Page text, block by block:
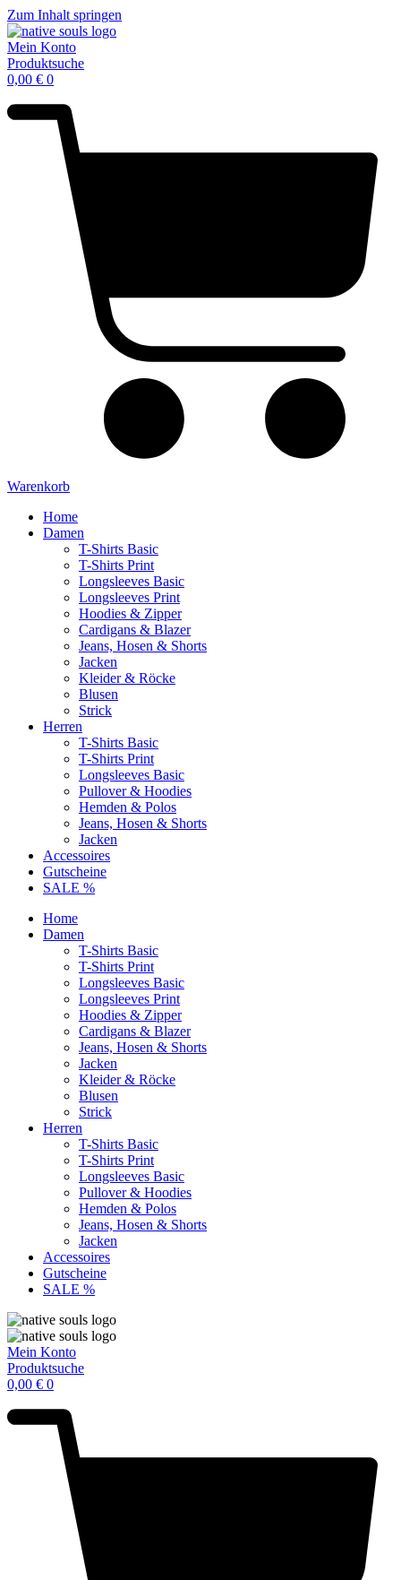
Zum Inhalt springen
Mein Konto
Produktsuche
0,00 € 0
Warenkorb
Home
Damen
T-Shirts Basic
T-Shirts Print
Longsleeves Basic
Longsleeves Print
Hoodies & Zipper
Cardigans & Blazer
Jeans, Hosen & Shorts
Jacken
Kleider & Röcke
Blusen
Strick
Herren
T-Shirts Basic
T-Shirts Print
Longsleeves Basic
Pullover & Hoodies
Hemden & Polos
Jeans, Hosen & Shorts
Jacken
Accessoires
Gutscheine
SALE %
Home
Damen
T-Shirts Basic
T-Shirts Print
Longsleeves Basic
Longsleeves Print
Hoodies & Zipper
Cardigans & Blazer
Jeans, Hosen & Shorts
Jacken
Kleider & Röcke
Blusen
Strick
Herren
T-Shirts Basic
T-Shirts Print
Longsleeves Basic
Pullover & Hoodies
Hemden & Polos
Jeans, Hosen & Shorts
Jacken
Accessoires
Gutscheine
SALE %
Mein Konto
Produktsuche
0,00 € 0